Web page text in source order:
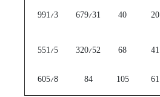
20
40
679/31
991/3
41
68
320/52
551/5
61
105
84
605/8